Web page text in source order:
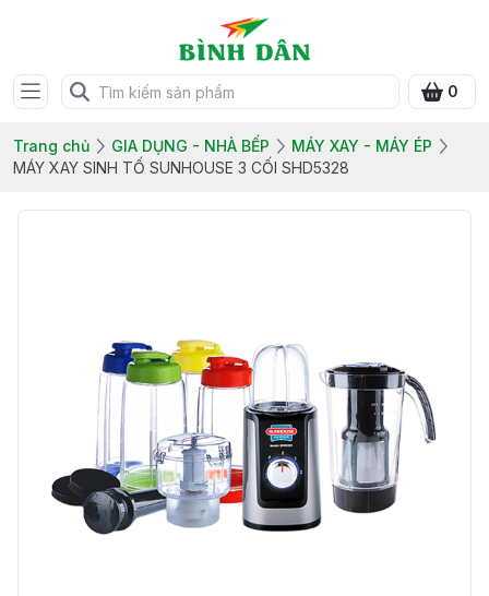
0
Trang chủ GIA DỤNG - NHÀ BẾP
MÁY XAY - MÁY ÉP
MÁY XAY SINH TỐ SUNHOUSE 3 CỐI SHD5328